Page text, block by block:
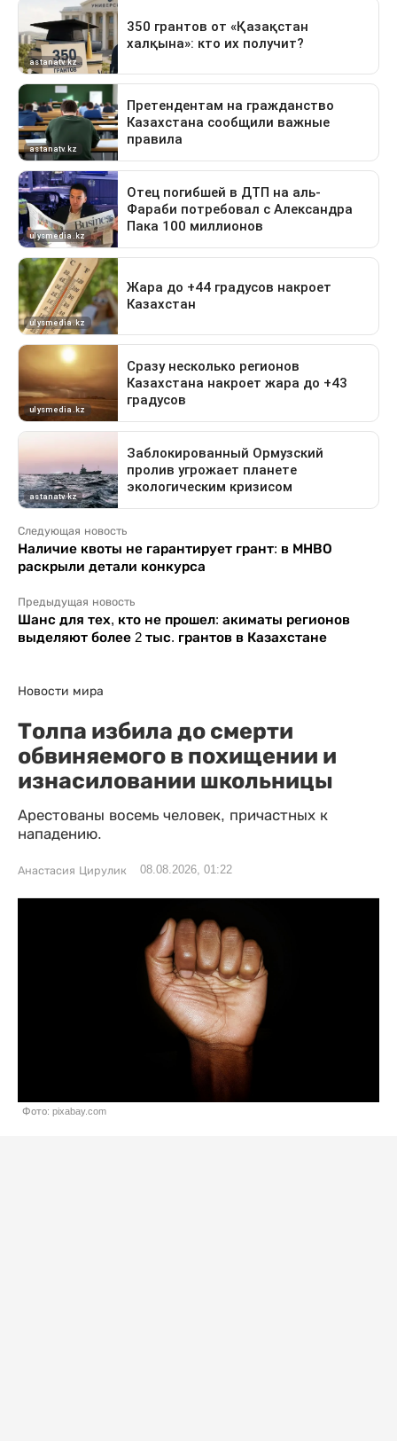
Следующая новость
Наличие квоты не гарантирует грант: в МНВО
раскрыли детали конкурса
Предыдущая новость
Шанс для тех, кто не прошел: акиматы регионов
выделяют более 2 тыс. грантов в Казахстане
Новости мира
Толпа избила до смерти
обвиняемого в похищении и
изнасиловании школьницы
Арестованы восемь человек, причастных к
нападению.
Анастасия Цирулик 08.08.2026, 01:22
Фото: pixabay.com